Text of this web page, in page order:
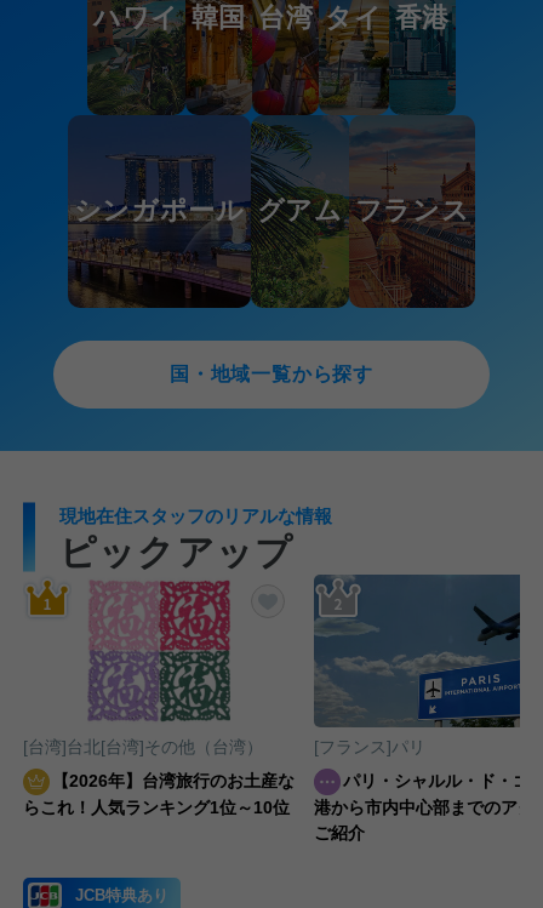
ハワイ 韓国 台湾 タイ 香港
シンガポール グアム フランス
国・地域一覧から探す
現地在住スタッフのリアルな情報
ピックアップ
に入りに追加する
【2026年】台湾旅行のお土産な
らこれ！人気ランキング1位～10位
[台湾]台北[台湾]その他（台湾）
JCB特典あり
お気に入りに追加する
パリ・シャルル・ド・ゴ
港から市内中心部までのアク
ご紹介
[フランス]パリ